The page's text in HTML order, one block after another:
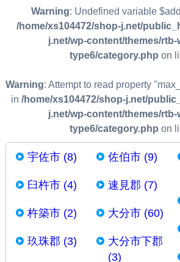
Warning: Undefined variable
/home/xs104472/shop-j.net/
j.net/wp-content/themes/rtb-
type6/category.php on
Warning: Attempt to read property
in/home/xs104472/shop-j.net/
j.net/wp-content/themes/rtb-
type6/category.php on
宇佐市 (8)
臼杵市 (4)
杵築市 (2)
玖珠郡 (3)
佐伯市 (9)
速見郡 (7)
大分市 (60)
大分市下郡
(3)